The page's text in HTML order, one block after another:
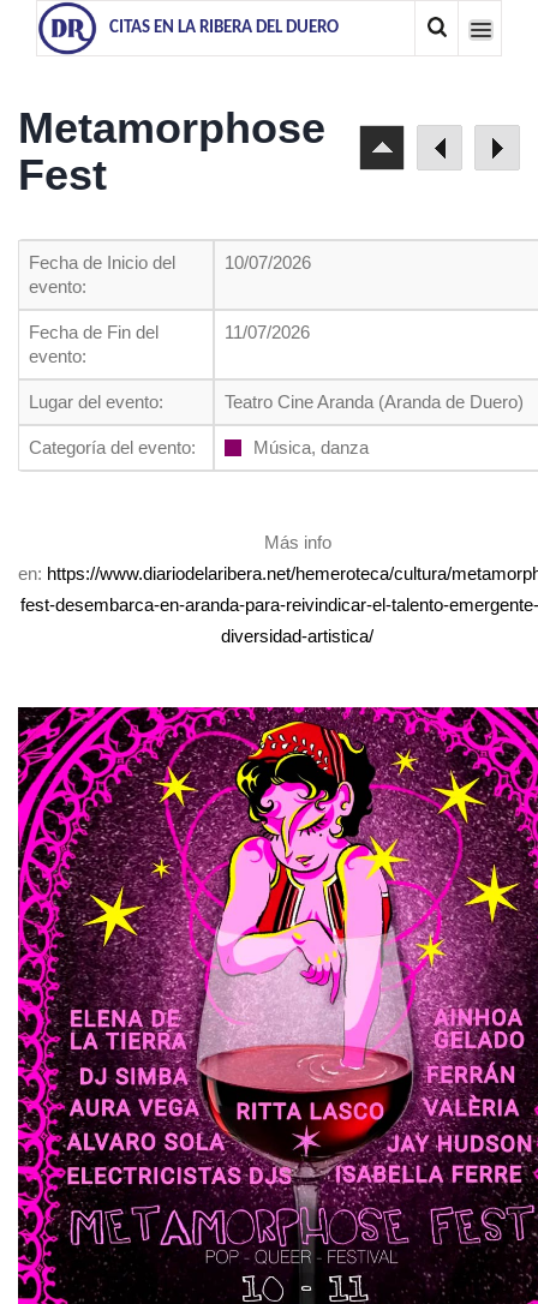
CITAS EN LA RIBERA DEL DUERO
Metamorphose
Fest
Fecha de Inicio del
evento:
10/07/2026
Fecha de Fin del
evento:
11/07/2026
Lugar del evento: Teatro Cine Aranda (Aranda de Duero)
Categoría del evento: Música, danza
Más info
en: https://www.diariodelaribera.net/hemeroteca/cultura/
fest-desembarca-en-aranda-para-reivindicar-el-talento-
diversidad-artistica/